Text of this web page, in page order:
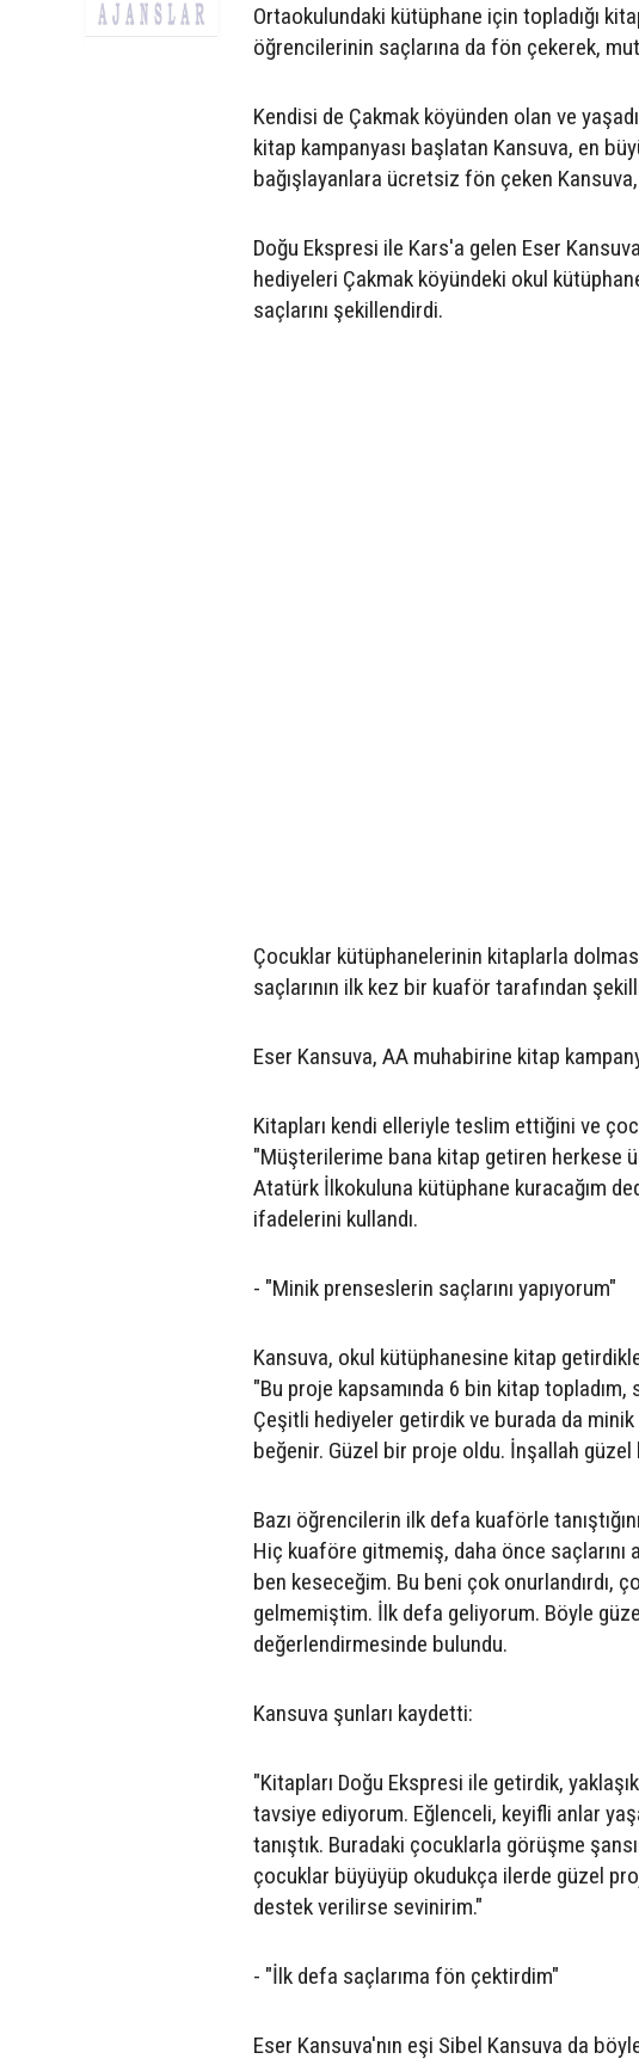
Ortaokulundaki kütüphane için topladığı
öğrencilerinin saçlarına da fön çekerek,
Kendisi de Çakmak köyünden olan ve
kitap kampanyası başlatan Kansuva, en
bağışlayanlara ücretsiz fön çeken
Doğu Ekspresi ile Kars'a gelen Eser
hediyeleri Çakmak köyündeki okul
saçlarını şekillendirdi.
Çocuklar kütüphanelerinin kitaplarla
saçlarının ilk kez bir kuaför tarafından
Eser Kansuva, AA muhabirine kitap
Kitapları kendi elleriyle teslim ettiğini ve
"Müşterilerime bana kitap getiren herkese
Atatürk İlkokuluna kütüphane kuracağım
ifadelerini kullandı.
- "Minik prenseslerin saçlarını yapıyorum"
Kansuva, okul kütüphanesine kitap
"Bu proje kapsamında 6 bin kitap
Çeşitli hediyeler getirdik ve burada da minik
beğenir. Güzel bir proje oldu. İnşallah
Bazı öğrencilerin ilk defa kuaförle
Hiç kuaföre gitmemiş, daha önce saçlarını
ben keseceğim. Bu beni çok onurlandırdı,
gelmemiştim. İlk defa geliyorum. Böyle
değerlendirmesinde bulundu.
Kansuva şunları kaydetti:
"Kitapları Doğu Ekspresi ile getirdik,
tavsiye ediyorum. Eğlenceli, keyifli anlar
tanıştık. Buradaki çocuklarla görüşme
çocuklar büyüyüp okudukça ilerde güzel
destek verilirse sevinirim."
- "İlk defa saçlarıma fön çektirdim"
Eser Kansuva'nın eşi Sibel Kansuva da